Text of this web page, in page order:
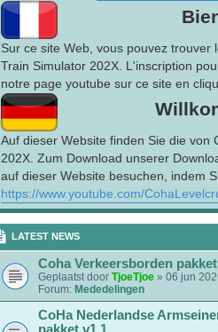
Sur ce site Web, vous pouvez
Train Simulator 202X. L'inscription
notre page youtube sur ce site en
Auf dieser Website finden Sie die von
202X. Zum Download unserer
auf dieser Website besuchen, indem
https://www.youtube.com/
LATEST NEWS
Coha Verkeersborden
Geplaatst door TjoeTjoe » 06 jun
Forum: Mededelingen
CoHa Nederlandse